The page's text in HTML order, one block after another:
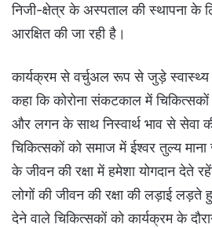
निजी-क्षेत्र के अस्पताल की स्थापना के
आरक्षित की जा रही है।
कार्यक्रम से वर्चुअल रूप से जुड़े स्वास्थ्य
कहा कि कोरोना संकटकाल में चिकित्सकों
और लगन के साथ निस्वार्थ भाव से सेवा
चिकित्सकों को समाज में ईश्वर तुल्य
के जीवन की रक्षा में हमेशा योगदान देते
लोगों की जीवन की रक्षा की लड़ाई लड़ते
देने वाले चिकित्सकों को कार्यक्रम के